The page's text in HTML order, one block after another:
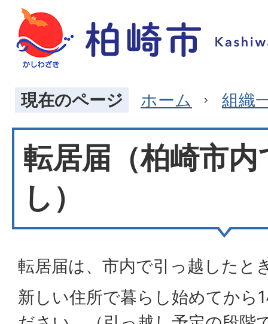
現在のページ ホーム 組織
転居届（柏崎市
し）
転居届は、市内で引っ越したと
新しい住所で暮らし始めてから